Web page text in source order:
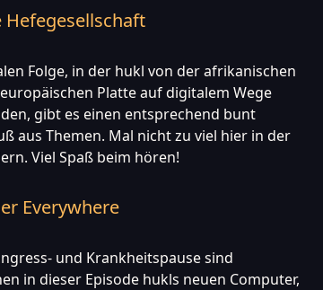
Folge, in der hukl von der afrikanischen
Platte auf digitalem Wege
gibt es einen entsprechend bunt
aus Themen. Mal nicht zu viel hier in der
Viel Spaß beim hören!
Everywhere
und Krankheitspause sind
in dieser Episode hukls neuen Computer,